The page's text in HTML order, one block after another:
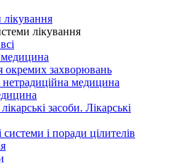
лікування
окремих захворювань
нетрадиційна медицина
засоби. Лікарські
системи і поради цілителів